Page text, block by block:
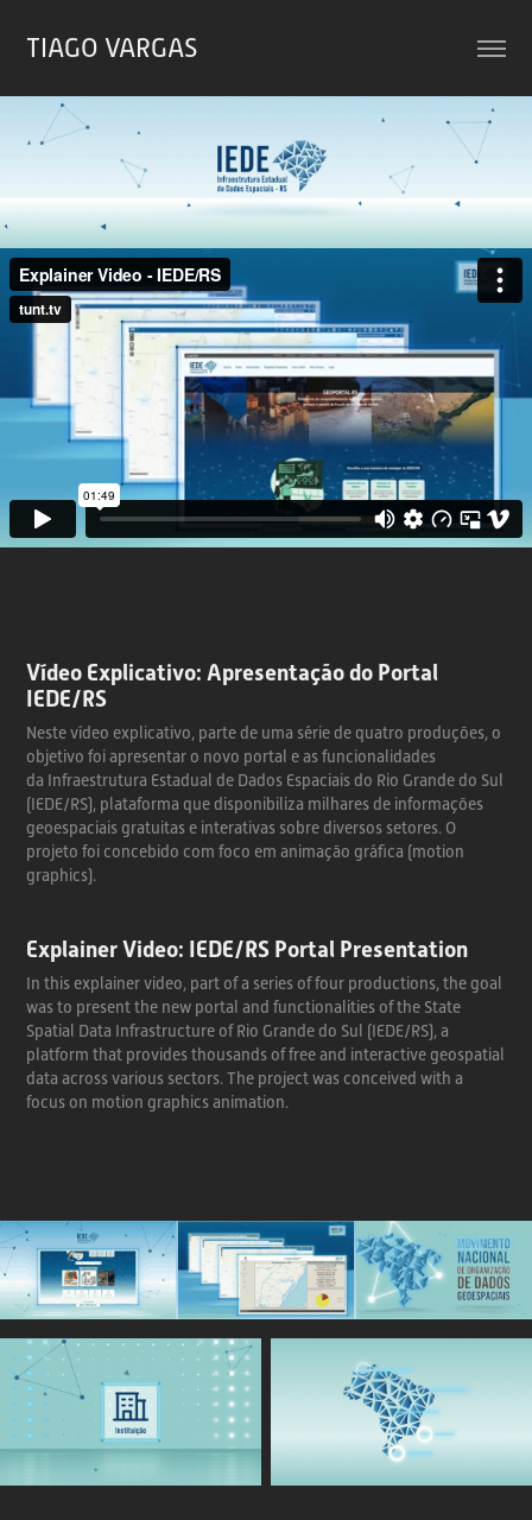
TIAGO VARGAS
Vídeo Explicativo: Apresentaçãodo Portal
IEDE/RS
Neste vídeo explicativo, parte de uma série de quatro produções, o
objetivo foi apresentar o novo portal e as funcionalidades
da Infraestrutura Estadual de Dados Espaciais do Rio Grande do Sul
(IEDE/RS), plataforma que disponibiliza milhares de informações
geoespaciais gratuitas e interativas sobre diversos setores. O
projeto foi concebido com foco em animação gráfica (motion
graphics).
Explainer Video: IEDE/RS Portal Presentation
In this explainer video, part of a series of four productions,the goal
was to present the new portal and functionalities of the State
Spatial Data Infrastructure of Rio Grande do Sul (IEDE/RS), a
platform that provides thousands of free and interactive geospatial
data across various sectors.The project was conceived with a
focus on motion graphics animation.